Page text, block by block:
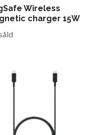
Wireless
charger 15W